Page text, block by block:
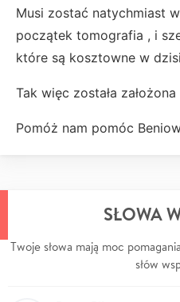
Musi zostać natychmiast
początek tomografia , i
które są kosztowne w
Tak więc została
Pomóż nam pomóc
SŁOWA
Twoje słowa mają moc
słów